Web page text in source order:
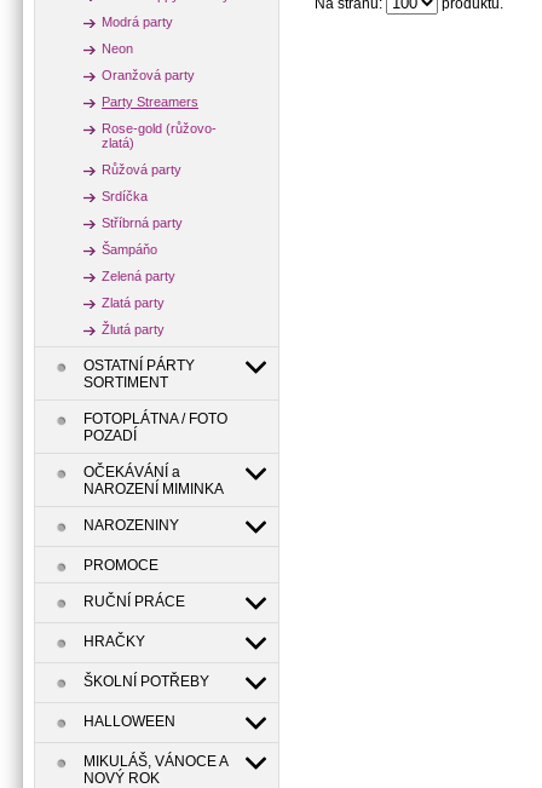
Modrá party
Neon
Oranžová party
Party Streamers
Rose-gold (růžovo-
zlatá)
Růžová party
Srdíčka
Stříbrná party
Šampáňo
Zelená party
Zlatá party
Žlutá party
OSTATNÍ PÁRTY
SORTIMENT
FOTOPLÁTNA / FOTO
POZADÍ
OČEKÁVÁNÍ a
NAROZENÍ MIMINKA
NAROZENINY
PROMOCE
RUČNÍ PRÁCE
HRAČKY
ŠKOLNÍ POTŘEBY
HALLOWEEN
MIKULÁŠ, VÁNOCE A
NOVÝ ROK
Na stranu: produktů.